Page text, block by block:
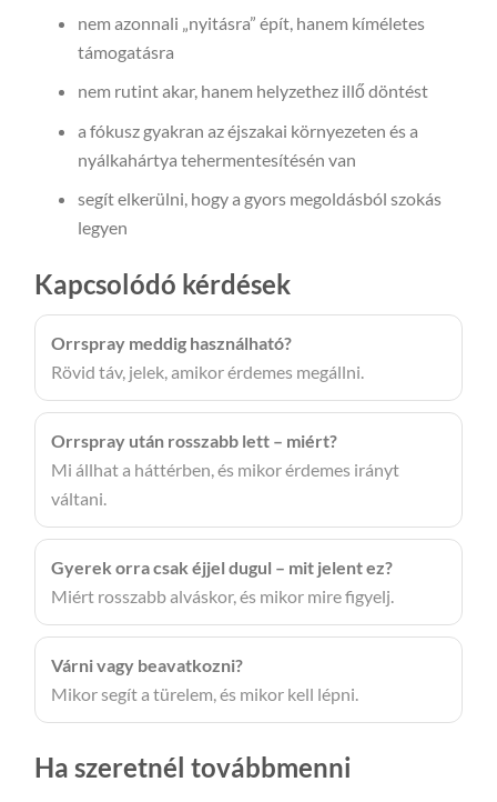
nem azonnali „nyitásra” épít, hanem kíméletes
támogatásra
nem rutint akar, hanem helyzethez illő döntést
a fókusz gyakran az éjszakai környezeten és a
nyálkahártya tehermentesítésén van
segít elkerülni, hogy a gyors megoldásból szokás
legyen
Kapcsolódó kérdések
Orrspray meddig használható?
Rövid táv, jelek, amikor érdemes megállni.
Orrspray után rosszabb lett – miért?
Mi állhat a háttérben, és mikor érdemes irányt
váltani.
Gyerek orra csak éjjel dugul – mit jelent ez?
Miért rosszabb alváskor, és mikor mire figyelj.
Várni vagy beavatkozni?
Mikor segít a türelem, és mikor kell lépni.
Ha szeretnél továbbmenni